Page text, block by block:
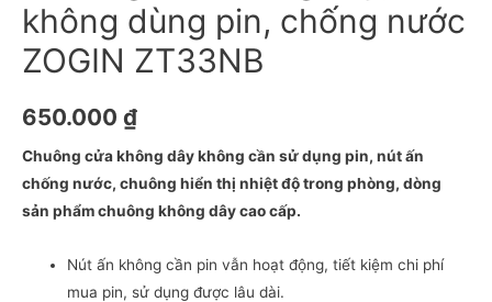
không dùng pin, chống nước
ZOGIN ZT33NB
650.000 ₫
Chuông cửa không dây không cần sử dụng pin, nút ấn
chống nước, chuông hiển thị nhiệt độ trong phòng, dòng
sản phẩm chuông không dây cao cấp.
Nút ấn không cần pin vẫn hoạt động, tiết kiệm chi phí
mua pin, sử dụng được lâu dài.